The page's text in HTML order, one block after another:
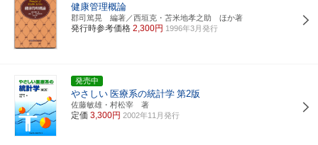
健康管理概論
郡司篤晃 編著／西垣克・苫米地孝之助 ほか著
発行時参考価格 2,300円 1996年3月発行
発売中
やさしい 医療系の統計学 第2版
佐藤敏雄・村松宰 著
定価 3,300円 2002年11月発行